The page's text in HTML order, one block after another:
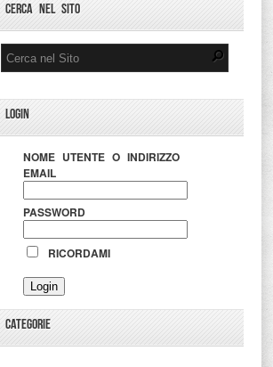
CERCA NEL SITO
LOGIN
NOME UTENTE O INDIRIZZO
EMAIL
PASSWORD
RICORDAMI
CATEGORIE